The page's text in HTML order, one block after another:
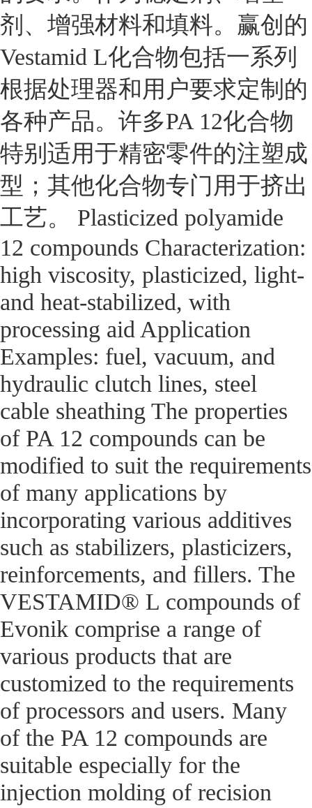
剂、增强材料和填料。赢创的
Vestamid L化合物包括一系列
根据处理器和用户要求定制的
各种产品。许多PA 12化合物
特别适用于精密零件的注塑成
型；其他化合物专门用于挤出
工艺。 Plasticized polyamide
12 compounds Characterization:
high viscosity, plasticized, light-
and heat-stabilized, with
processing aid Application
Examples: fuel, vacuum, and
hydraulic clutch lines, steel
cable sheathing The properties
of PA 12 compounds can be
modified to suit the requirements
of many applications by
incorporating various additives
such as stabilizers, plasticizers,
reinforcements, and fillers. The
VESTAMID® L compounds of
Evonik comprise a range of
various products that are
customized to the requirements
of processors and users. Many
of the PA 12 compounds are
suitable especially for the
injection molding of recision